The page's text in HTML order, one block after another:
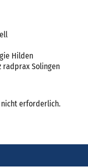
Hilden
radprax Solingen
erforderlich.